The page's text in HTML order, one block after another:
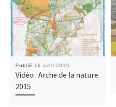
Publié 18 avril 2015
Vidéo : Arche de la nature
2015